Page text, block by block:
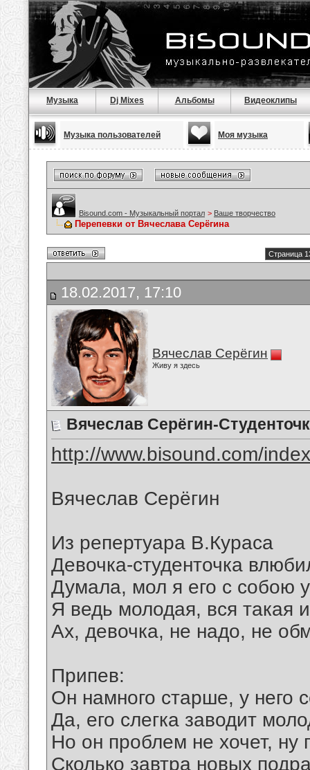
Музыка Dj Mixes Альбомы Видеоклипы
Музыка пользователей Моя музыка
Bisound.com - Музыкальный портал > Ваше творчество
Перепевки от Вячеслава Серёгина
Страница
18.02.2017, 17:10
Вячеслав Серёгин
Живу я здесь
Вячеслав Серёгин-
http://www.bisound.com/
Вячеслав Серёгин
Из репертуара В.Кураса
Девочка-студенточка
Думала, мол я его с собою
Я ведь молодая, вся такая
Ах, девочка, не надо, не
Припев:
Он намного старше, у него
Да, его слегка заводит
Но он проблем не хочет, ну
Сколько завтра новых